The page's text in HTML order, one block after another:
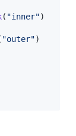
( "inner")
"outer")